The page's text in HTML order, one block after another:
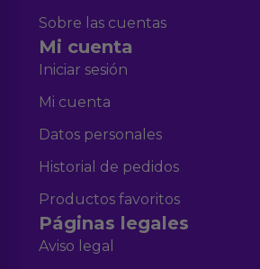
Sobre las cuentas
Mi cuenta
Iniciar sesión
Mi cuenta
Datos personales
Historial de pedidos
Productos favoritos
Páginas legales
Aviso legal